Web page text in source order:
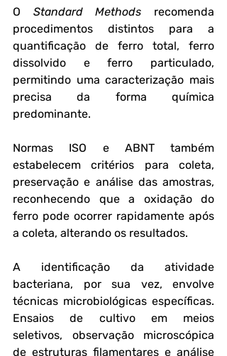
O Standard Methods recomenda
procedimentos distintos para a
quantificação de ferro total, ferro
dissolvido e ferro particulado,
permitindo uma caracterização mais
precisa da forma química
predominante.
Normas ISO e ABNT também
estabelecem critérios para coleta,
preservação e análise das amostras,
reconhecendo que a oxidação do
ferro pode ocorrer rapidamente após
a coleta, alterando os resultados.
A identificação da atividade
bacteriana, por sua vez, envolve
técnicas microbiológicas específicas.
Ensaios de cultivo em meios
seletivos, observação microscópica
de estruturas filamentares e análise